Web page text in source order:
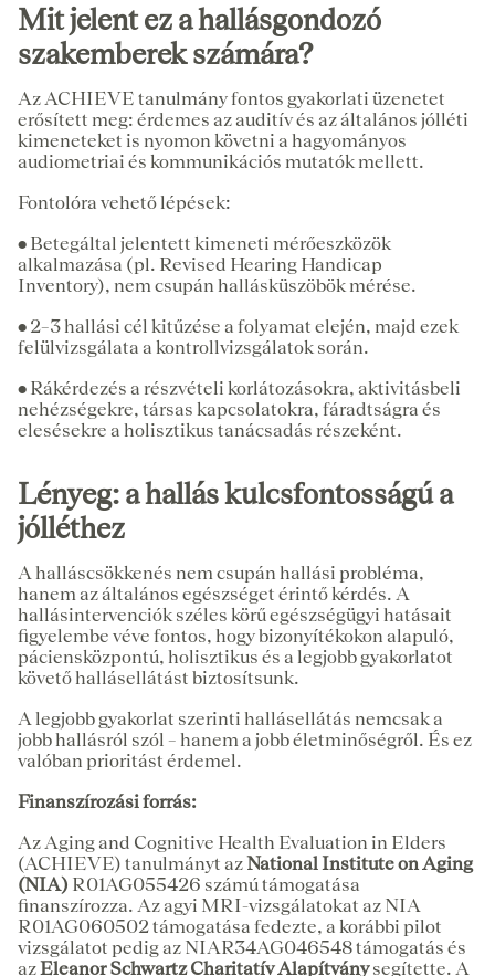
Mit jelent ez a hallásgondozó
szakemberek számára?
Az ACHIEVE tanulmány fontos gyakorlati üzenetet
erősített meg: érdemes az auditív és az általános jólléti
kimeneteket is nyomon követni a hagyományos
audiometriai és kommunikációs mutatók mellett.
Fontolóra vehető lépések:
• Betegáltal jelentett kimeneti mérőeszközök
alkalmazása (pl. Revised Hearing Handicap
Inventory), nem csupán hallásküszöbök mérése.
• 2–3 hallási cél kitűzése a folyamat elején, majd ezek
felülvizsgálata a kontrollvizsgálatok során.
• Rákérdezés a részvételi korlátozásokra, aktivitásbeli
nehézségekre, társas kapcsolatokra, fáradtságra és
elesésekre a holisztikus tanácsadás részeként.
Lényeg: a hallás kulcsfontosságú a
jólléthez
A halláscsökkenés nem csupán hallási probléma,
hanem az általános egészséget érintő kérdés. A
hallásintervenciók széles körű egészségügyi hatásait
figyelembe véve fontos, hogy bizonyítékokon alapuló,
páciensközpontú, holisztikus és a legjobb gyakorlatot
követő hallásellátást biztosítsunk.
A legjobb gyakorlat szerinti hallásellátás nemcsak a
jobb hallásról szól – hanem a jobb életminőségről. És ez
valóban prioritást érdemel.
Finanszírozási forrás:
Az Aging and Cognitive Health Evaluation in Elders
(ACHIEVE) tanulmányt azNational Institute on Aging
(NIA) R01AG055426 számú támogatása
finanszírozza. Az agyi MRI-vizsgálatokat az NIA
R01AG060502 támogatása fedezte, a korábbi pilot
vizsgálatot pedig az NIAR34AG046548 támogatás és
azEleanor Schwartz Charitatív Alapítványsegítette. A